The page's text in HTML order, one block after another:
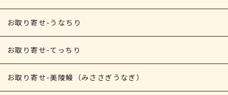
お取り寄せ-うなちり
お取り寄せ-てっちり
お取り寄せ-美陵鰻（みささぎうなぎ）